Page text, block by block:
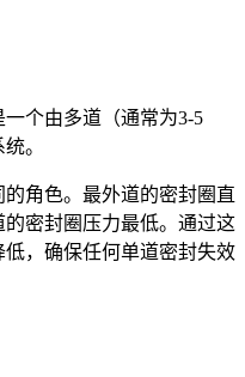
个由多道（通常为3-5
。
角色。最外道的密封圈直
密封圈压力最低。通过这
，确保任何单道密封失效